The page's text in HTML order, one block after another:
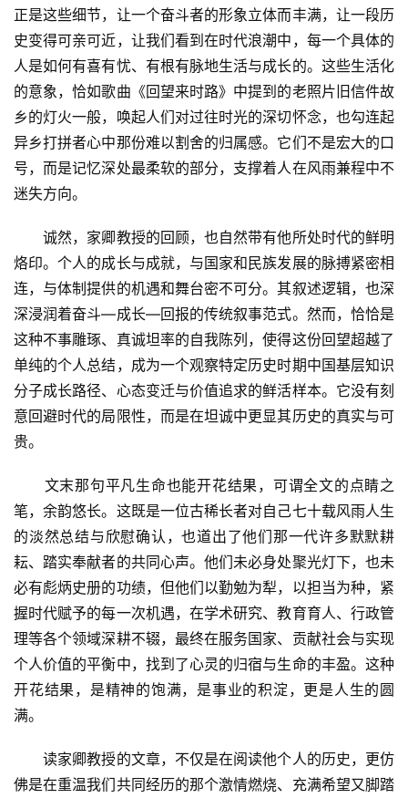
正是这些细节，让一个奋斗者的形象立体而丰满，让一段历
史变得可亲可近，让我们看到在时代浪潮中，每一个具体的
人是如何有喜有忧、有根有脉地生活与成长的。这些生活化
的意象，恰如歌曲《回望来时路》中提到的老照片旧信件故
乡的灯火一般，唤起人们对过往时光的深切怀念，也勾连起
异乡打拼者心中那份难以割舍的归属感。它们不是宏大的口
号，而是记忆深处最柔软的部分，支撑着人在风雨兼程中不
迷失方向。
诚然，家卿教授的回顾，也自然带有他所处时代的鲜明
烙印。个人的成长与成就，与国家和民族发展的脉搏紧密相
连，与体制提供的机遇和舞台密不可分。其叙述逻辑，也深
深浸润着奋斗—成长—回报的传统叙事范式。然而，恰恰是
这种不事雕琢、真诚坦率的自我陈列，使得这份回望超越了
单纯的个人总结，成为一个观察特定历史时期中国基层知识
分子成长路径、心态变迁与价值追求的鲜活样本。它没有刻
意回避时代的局限性，而是在坦诚中更显其历史的真实与可
贵。
文末那句平凡生命也能开花结果，可谓全文的点睛之
笔，余韵悠长。这既是一位古稀长者对自己七十载风雨人生
的淡然总结与欣慰确认，也道出了他们那一代许多默默耕
耘、踏实奉献者的共同心声。他们未必身处聚光灯下，也未
必有彪炳史册的功绩，但他们以勤勉为犁，以担当为种，紧
握时代赋予的每一次机遇，在学术研究、教育育人、行政管
理等各个领域深耕不辍，最终在服务国家、贡献社会与实现
个人价值的平衡中，找到了心灵的归宿与生命的丰盈。这种
开花结果，是精神的饱满，是事业的积淀，更是人生的圆
满。
读家卿教授的文章，不仅是在阅读他个人的历史，更仿
佛是在重温我们共同经历的那个激情燃烧、充满希望又脚踏